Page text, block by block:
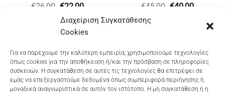
Διαχείριση Συγκατάθεσης
Cookies
Για να παρέχουμε την καλύτερη εμπειρία, χρησιμοποιούμε τεχνολογίες
όπως cookies για την αποθήκευση ή/και την πρόσβαση σε πληροφορίες
συσκευών. Η συγκατάθεση σε αυτές τις τεχνολογίες θα επιτρέψει σε
εμάς να επεξεργαστούμε δεδομένα όπως συμπεριφορά περιήγησης ή
μοναδικά αναγνωριστικά σε αυτόν τον ιστότοπο. Η μη συγκατάθεση ή η
€26,00 Original
was:
€26,00.
€22,00Η
τιμή
€22,00.
€45,00 Original
€40,00Η
τιμή
είναι:
Dioni Hair Care, Ζυμβρακάκηδων 33, τηλ 28210
91906
Dioni Hair Spa, Κ. Σφακιανάκη 5, τηλ 28210 94712